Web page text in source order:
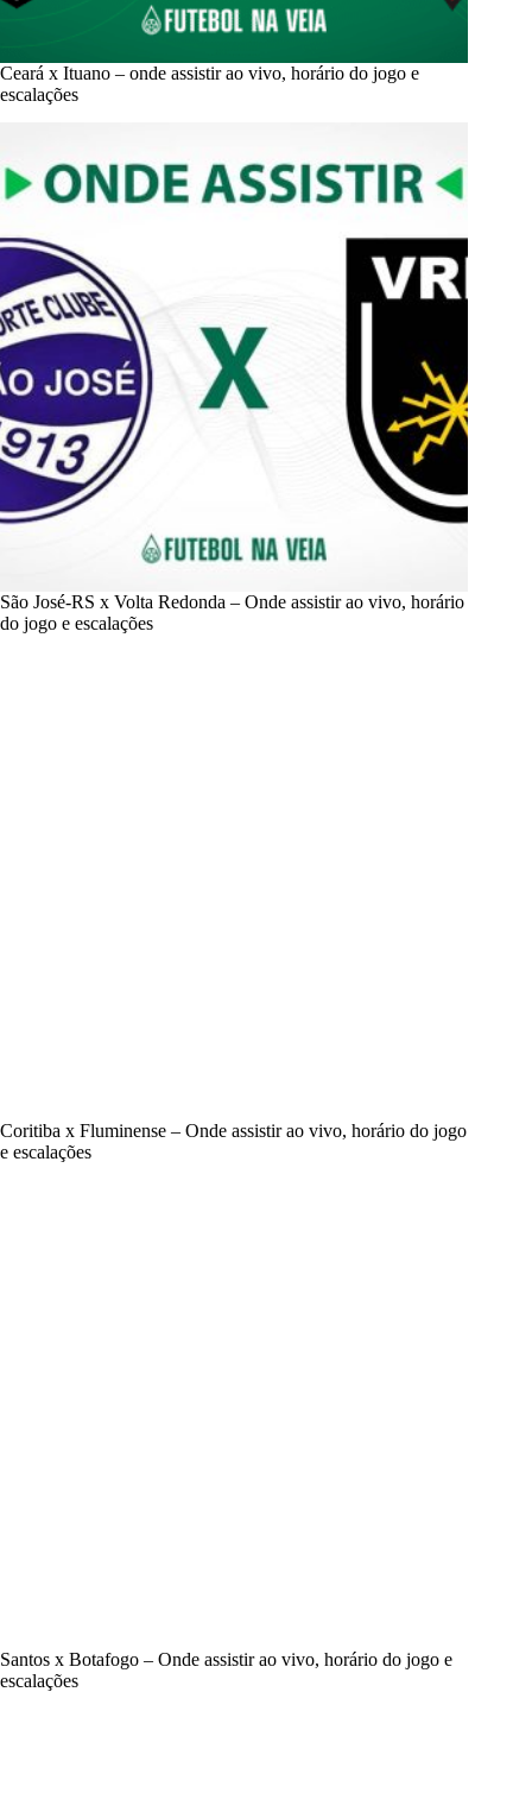
Ceará x Ituano – onde assistir ao vivo, horário do jogo e
escalações
São José-RS x Volta Redonda – Onde assistir ao vivo, horário
do jogo e escalações
Coritiba x Fluminense – Onde assistir ao vivo, horário do jogo
e escalações
Santos x Botafogo – Onde assistir ao vivo, horário do jogo e
escalações